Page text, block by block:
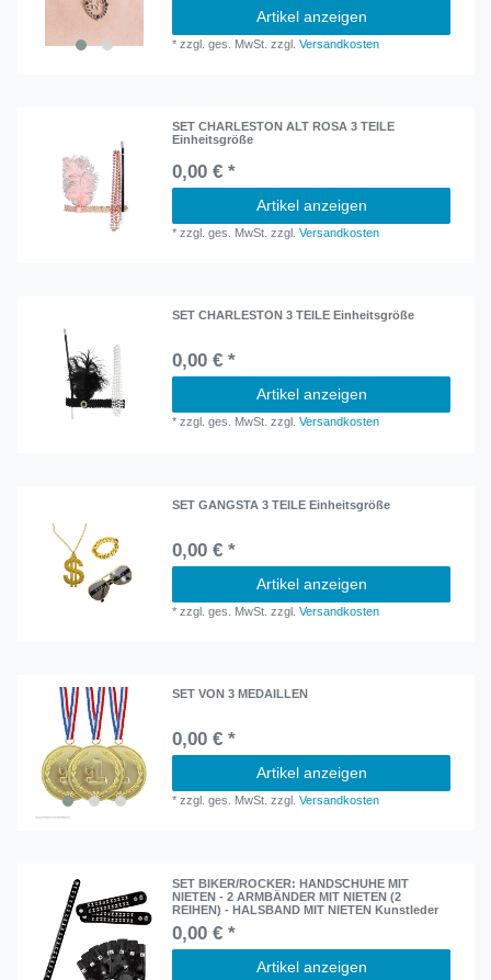
Artikel anzeigen
*zzgl. ges. MwSt. zzgl.Versandkosten
SET CHARLESTON ALT ROSA 3 TEILE
Einheitsgröße
0,00 € *
Artikel anzeigen
*zzgl. ges. MwSt. zzgl.Versandkosten
SET CHARLESTON 3 TEILE Einheitsgröße
0,00 € *
Artikel anzeigen
*zzgl. ges. MwSt. zzgl.Versandkosten
SET GANGSTA 3 TEILE Einheitsgröße
0,00 € *
Artikel anzeigen
*zzgl. ges. MwSt. zzgl.Versandkosten
SET VON 3 MEDAILLEN
0,00 € *
Artikel anzeigen
*zzgl. ges. MwSt. zzgl.Versandkosten
SET BIKER/ROCKER: HANDSCHUHE MIT
NIETEN - 2 ARMBÄNDER MIT NIETEN (2
REIHEN) - HALSBAND MIT NIETEN Kunstleder
0,00 € *
Artikel anzeigen